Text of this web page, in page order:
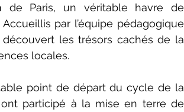
de Paris, un véritable havre de
par l’équipe pédagogique
les trésors cachés de la
locales.
point de départ du cycle de la
participé à la mise en terre de